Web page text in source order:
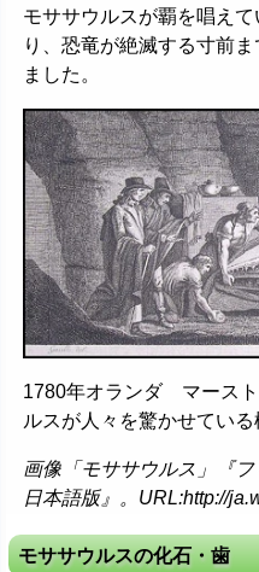
モササウルスが覇を唱え
り、恐竜が絶滅する寸前
ました。
1780年オランダ マース
ルスが人々を驚かせている
画像「モササウルス」『
日本語版』。URL:http://
モササウルスの化石・歯